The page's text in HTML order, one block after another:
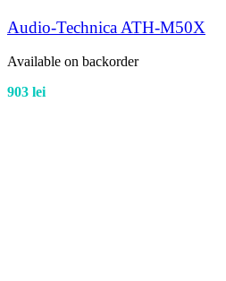
Audio-Technica ATH-M50X
Available on backorder
903 lei